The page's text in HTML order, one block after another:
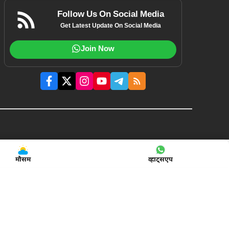
Follow Us On Social Media
Get Latest Update On Social Media
Join Now
मौसम व्हाट्सएप